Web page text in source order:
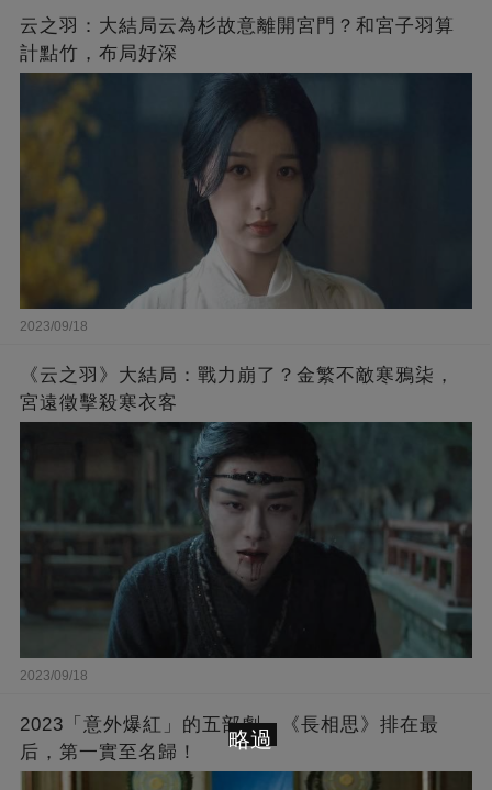
云之羽：大結局云為杉故意離開宮門？和宮子羽算
計點竹，布局好深
2023/09/18
《云之羽》大結局：戰力崩了？金繁不敵寒鴉柒，
宮遠徵擊殺寒衣客
2023/09/18
2023「意外爆紅」的五部劇，《長相思》排在最
后，第一實至名歸！
略過